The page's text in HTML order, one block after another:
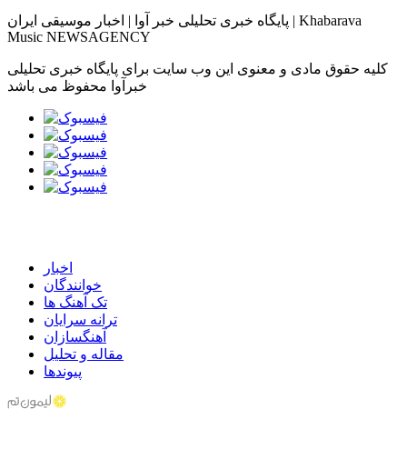
پایگاه خبری تحلیلی خبر آوا | اخبار موسیقی ایران | Khabarava
Music NEWSAGENCY
کلیه حقوق مادی و معنوی این وب سایت برای پایگاه خبری تحلیلی
خبرآوا محفوظ می باشد
اخبار
خوانندگان
تک آهنگ ها
ترانه سرایان
آهنگسازان
مقاله و تحلیل
پیوندها